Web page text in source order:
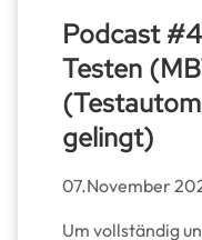
Podcast
Testen
gelingt)
07.November
Um vollständig